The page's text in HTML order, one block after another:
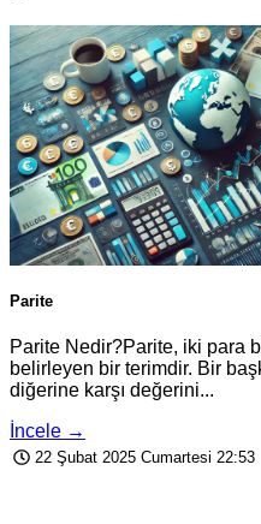
Parite
Parite Nedir?Parite, iki para
belirleyen bir terimdir. Bir
diğerine karşı değerini...
İncele →
22 Şubat 2025 Cumartesi 22:53